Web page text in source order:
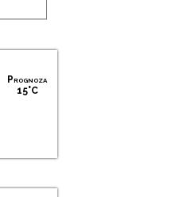
Prognoza
15°C